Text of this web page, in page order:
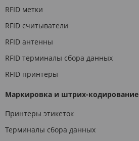
RFID метки
RFID считыватели
RFID антенны
RFID терминалы сбора данных
RFID принтеры
Маркировка и штрих-кодирование
Принтеры этикеток
Терминалы сбора данных